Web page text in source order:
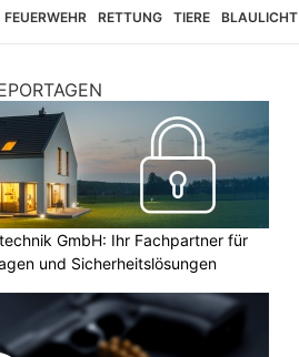
FEUERWEHR RETTUNG TIERE BLAULICHT
GmbH: Ihr Fachpartner für
und Sicherheitslösungen